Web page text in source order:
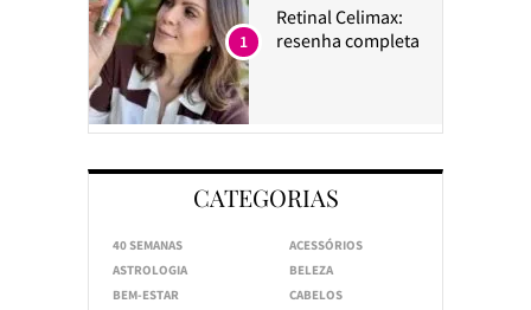
Retinal Celimax:
resenha completa
1
CATEGORIAS
40 SEMANAS
ACESSÓRIOS
ASTROLOGIA
BELEZA
BEM-ESTAR
CABELOS